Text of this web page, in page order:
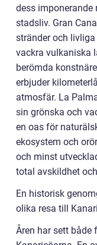
dess
stadsliv. Gran
stränder och
vackra vulkaniska
berömda
erbjuder
atmosfär. La
sin grönska och
en oas för
ekosystem och
och minst
total avskildhet
En historisk
olika resa till
Åren har sett både